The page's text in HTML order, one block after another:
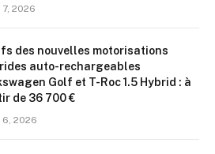
2026
des nouvelles motorisations
auto-rechargeables
Golf et T-Roc 1.5 Hybrid : à
de 36 700 €
6, 2026